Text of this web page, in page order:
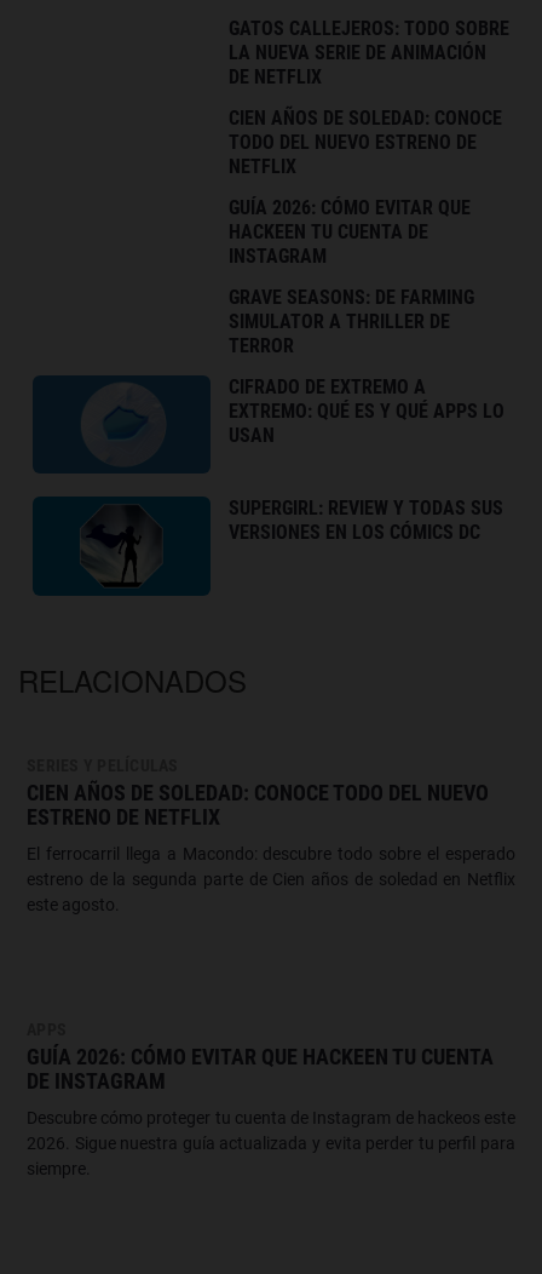
GATOS CALLEJEROS: TODO SOBRE
LA NUEVA SERIE DE ANIMACIÓN
DE NETFLIX
CIEN AÑOS DE SOLEDAD: CONOCE
TODO DEL NUEVO ESTRENO DE
NETFLIX
GUÍA 2026: CÓMO EVITAR QUE
HACKEEN TU CUENTA DE
INSTAGRAM
GRAVE SEASONS: DE FARMING
SIMULATOR A THRILLER DE
TERROR
CIFRADO DE EXTREMO A
EXTREMO: QUÉ ES Y QUÉ APPS LO
USAN
SUPERGIRL: REVIEW Y TODAS SUS
VERSIONES EN LOS CÓMICS DC
RELACIONADOS
CIEN AÑOS DE SOLEDAD: CONOCE TODO DEL NUEVO
ESTRENO DE NETFLIX
El ferrocarril llega a Macondo: descubre todo sobre el esperado
estreno de la segunda parte de Cien años de soledad en Netflix
este agosto.
GUÍA 2026: CÓMO EVITAR QUE HACKEEN TU CUENTA
DE INSTAGRAM
Descubre cómo proteger tu cuenta de Instagram de hackeos este
2026. Sigue nuestra guía actualizada y evita perder tu perfil para
siempre.